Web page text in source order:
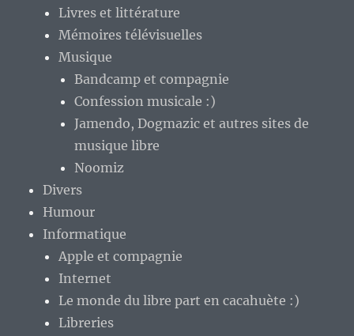
Livres et littérature
Mémoires télévisuelles
Musique
Bandcamp et compagnie
Confession musicale :)
Jamendo, Dogmazic et autres sites de
musique libre
Noomiz
Divers
Humour
Informatique
Apple et compagnie
Internet
Le monde du libre part en cacahuète :)
Libreries